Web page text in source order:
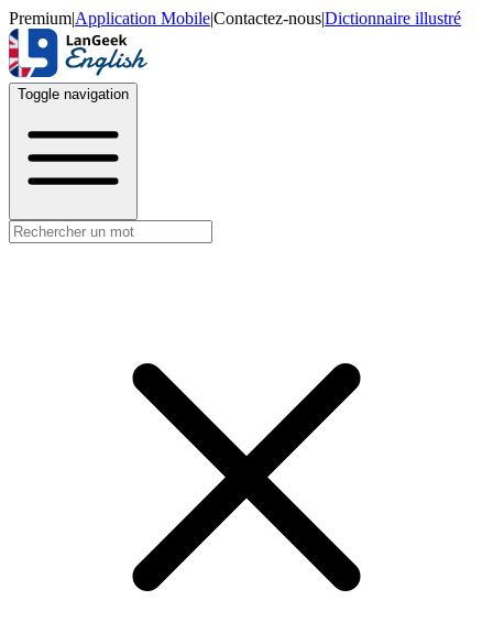
Premium|Application Mobile|Contactez-nous|Dictionnaire illustré
Toggle navigation